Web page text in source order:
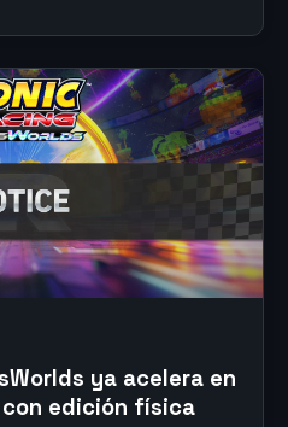
ya acelera en
edición física